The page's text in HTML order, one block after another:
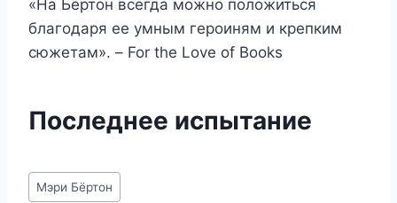
«На Бёртон всегда можно положиться
благодаря ее умным героиням и крепким
сюжетам». – For the Love of Books
Последнее испытание
Метки
Мэри Бёртон